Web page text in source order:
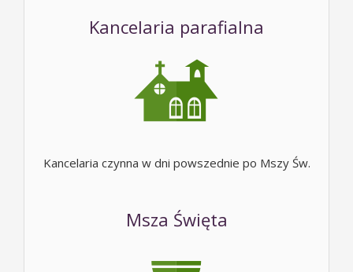
Kancelaria parafialna
Kancelaria czynna w dni powszednie po Mszy Św.
Msza Święta